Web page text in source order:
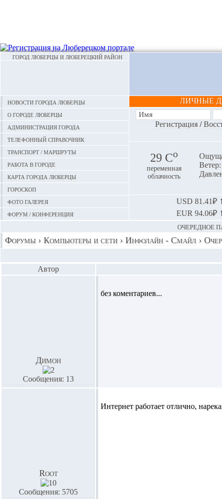
ГОРОД ЛЮБЕРЦЫ И ЛЮБЕРЕЦКИЙ РАЙОН
Новости города Люберцы
О городе Люберцы
Администрация города
Телефонный справочник
Транспорт / маршруты
Работа в городе
Карта города Люберцы
Гороскоп
Фото галерея
Форум / конференция
ЛИЧНЫЕ
Регистрация/
29 Сo
переменная
облачность
USD 81.41₽
EUR 94.06₽
ОЧЕРЕДНОЕ
Форумы › Компьютеры и сети › Инфолайн - Смайл ›
Автор
Димон
Сообщения: 13
без коментариев...
Root
Сообщения: 5705
Интернет работает отлично,